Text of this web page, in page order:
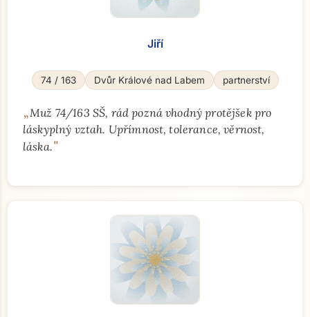
Jiří
74 / 163 Dvůr Králové nad Labem partnerství
„Muž 74/163 SŠ, rád pozná vhodný protějšek pro
láskyplný vztah. Upřímnost, tolerance, věrnost,
láska."